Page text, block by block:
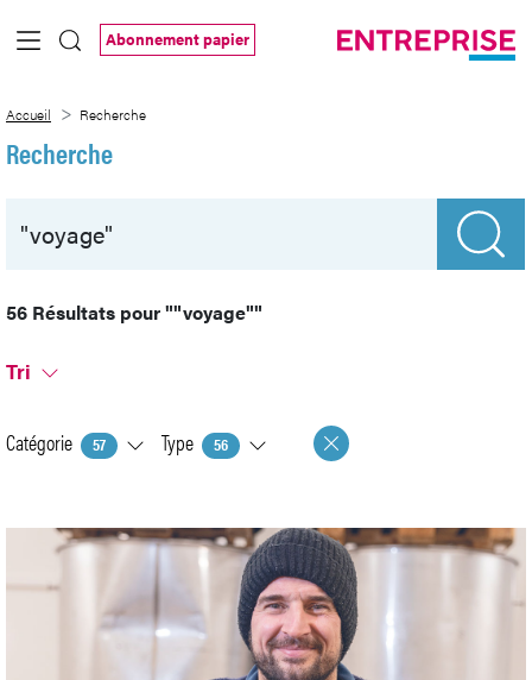
Saut au contenu principal
Abonnement papier
Accueil Recherche
Recherche
56 Résultats pour""voyage""
Tri
Catégorie 57 Type 56